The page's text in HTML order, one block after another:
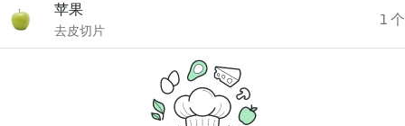
苹果
去皮切片
1 个